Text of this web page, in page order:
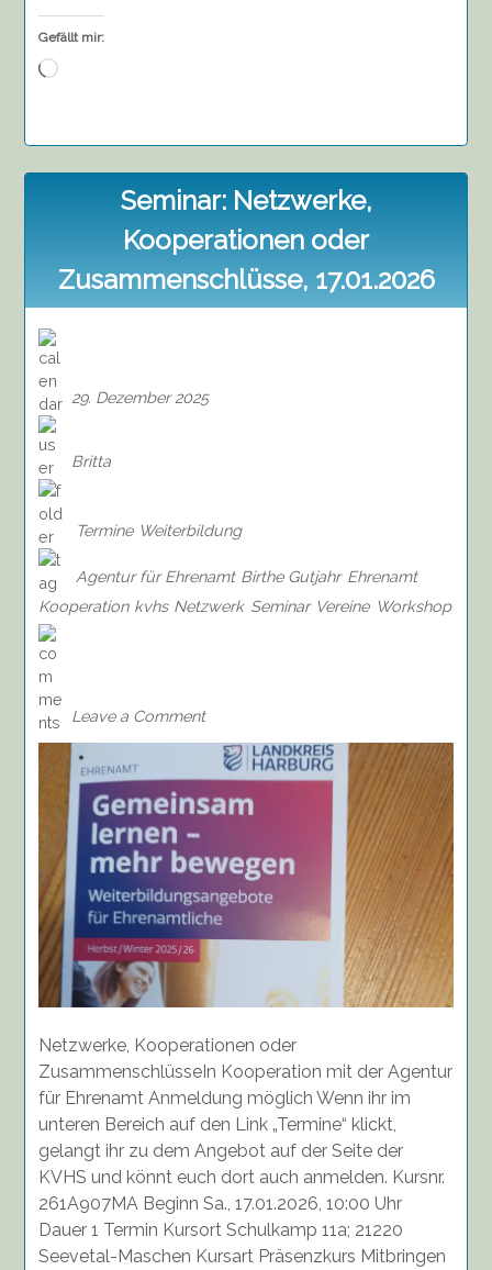
Gefällt mir:
Wird
Seminar: Netzwerke,
Kooperationen oder
Zusammenschlüsse, 17.01.2026
29. Dezember 2025
Britta
Termine Weiterbildung
Agentur für Ehrenamt Birthe Gutjahr Ehrenamt
Kooperation kvhs Netzwerk Seminar Vereine Workshop
Leave a Comment
oder
Zusammenschlüsse,
17.01.2026
Netzwerke, Kooperationen oder
ZusammenschlüsseIn Kooperation mit der Agentur
für Ehrenamt Anmeldung möglich Wenn ihr im
unteren Bereich auf den Link „Termine“ klickt,
gelangt ihr zu dem Angebot auf der Seite der
KVHS und könnt euch dort auch anmelden. Kursnr.
261A907MA Beginn Sa., 17.01.2026, 10:00 Uhr
Dauer 1 Termin Kursort Schulkamp 11a; 21220
Seevetal-Maschen Kursart Präsenzkurs Mitbringen